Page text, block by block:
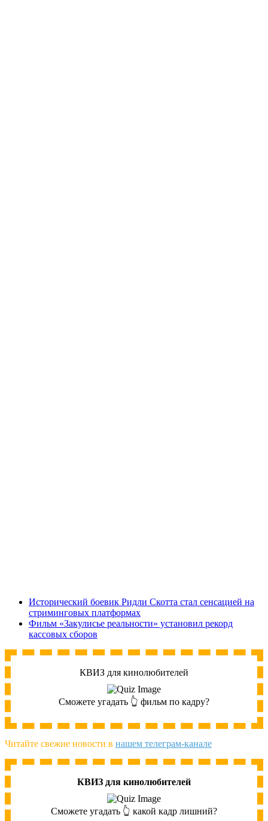
Исторический боевик Ридли Скотта стал сенсацией на
стриминговых платформах
Фильм «Закулисье реальности» установил рекорд
кассовых сборов
КВИЗ для кинолюбителей
Сможете угадать 👆 фильм по кадру?
Читайте свежие новости в нашем телеграм-канале
КВИЗ для кинолюбителей
Сможете угадать 👆 какой кадр лишний?